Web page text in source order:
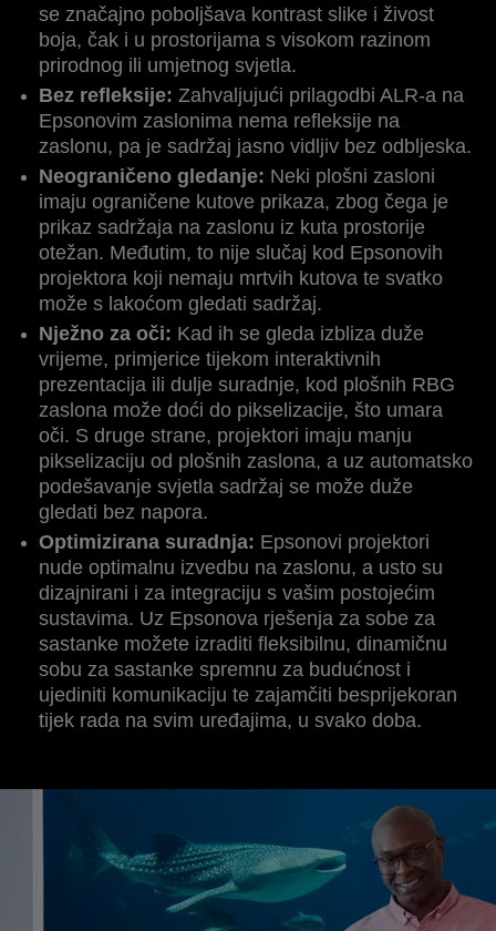
se značajno poboljšava kontrast slike i živost
boja, čak i u prostorijama s visokom razinom
prirodnog ili umjetnog svjetla.
Bez refleksije: Zahvaljujući prilagodbi ALR-a na
Epsonovim zaslonima nema refleksije na
zaslonu, pa je sadržaj jasno vidljiv bez odbljeska.
Neograničeno gledanje: Neki plošni zasloni
imaju ograničene kutove prikaza, zbog čega je
prikaz sadržaja na zaslonu iz kuta prostorije
otežan. Međutim, to nije slučaj kod Epsonovih
projektora koji nemaju mrtvih kutova te svatko
može s lakoćom gledati sadržaj.
Nježno za oči: Kad ih se gleda izbliza duže
vrijeme, primjerice tijekom interaktivnih
prezentacija ili dulje suradnje, kod plošnih RBG
zaslona može doći do pikselizacije, što umara
oči. S druge strane, projektori imaju manju
pikselizaciju od plošnih zaslona, a uz automatsko
podešavanje svjetla sadržaj se može duže
gledati bez napora.
Optimizirana suradnja: Epsonovi projektori
nude optimalnu izvedbu na zaslonu, a usto su
dizajnirani i za integraciju s vašim postojećim
sustavima. Uz Epsonova rješenja za sobe za
sastanke možete izraditi fleksibilnu, dinamičnu
sobu za sastanke spremnu za budućnost i
ujediniti komunikaciju te zajamčiti besprijekoran
tijek rada na svim uređajima, u svako doba.